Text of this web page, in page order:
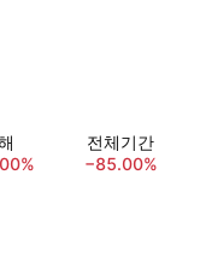
전체기간
−85.00%